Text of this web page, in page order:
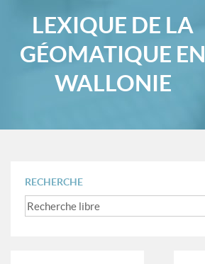
LEXIQUE DE LA
GÉOMATIQUE EN
WALLONIE
RECHERCHE